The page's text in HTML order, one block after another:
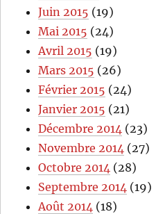
Juin 2015 (19)
Mai 2015 (24)
Avril 2015 (19)
Mars 2015 (26)
Février 2015 (24)
Janvier 2015 (21)
Décembre 2014 (23)
Novembre 2014 (27)
Octobre 2014 (28)
Septembre 2014 (19)
Août 2014 (18)